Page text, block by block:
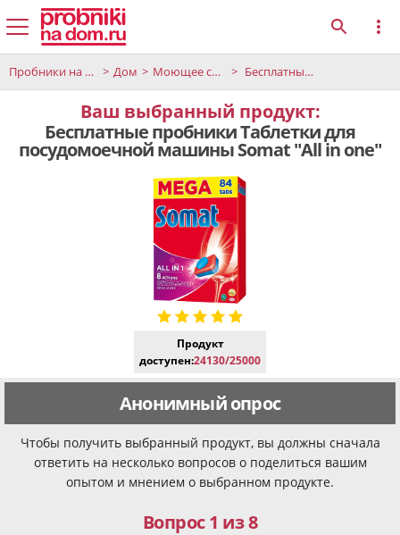
Пробники на дом Дом Моющее средство для посудомоечных машин Бесплатные пробники Таблетки для посудомоечной машины Somat "All in one"
Ваш выбранный продукт:
Бесплатные пробники Таблетки для
посудомоечной машины Somat "All in one"
Продукт
доступен:24130/25000
Анонимный опрос
Чтобы получить выбранный продукт, вы должны сначала
ответить на несколько вопросов о поделиться вашим
опытом и мнением о выбранном продукте.
Вопрос 1 из 8